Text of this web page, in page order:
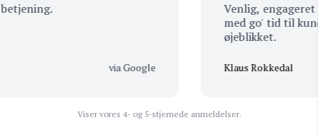
via Google
Venlig, engageret
med go' tid til
øjeblikket.
Klaus Rokkedal
Viser vores 4- og 5-stjernede anmeldelser.